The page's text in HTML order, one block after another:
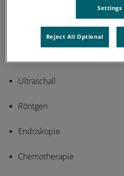
Laboruntersuchungen
Ultraschall
Röntgen
Endoskopie
Chemotherapie
Settings
Reject All Optional